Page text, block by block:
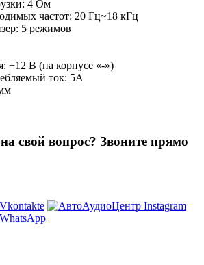
4 Ом
частот: 20 Гц~18 кГц
5 режимов
+12 В (на корпусе «-»)
ток: 5А
свой вопрос? Звоните прямо